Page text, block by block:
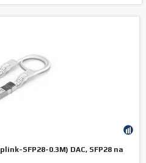
SFP28-0.3M) DAC, SFP28 na